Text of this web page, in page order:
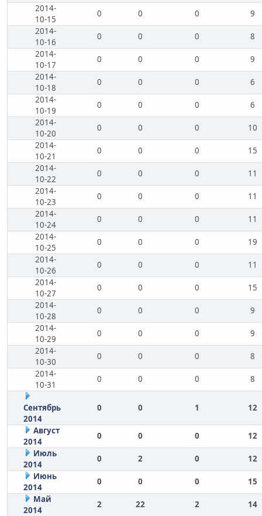
2014-
10-15
0 0 0
9
2014-
10-16
0 0 0
8
2014-
10-17
0 0 0
9
2014-
10-18
0 0 0
6
2014-
10-19
0 0 0
6
2014-
10-20
0 0 0
10
2014-
10-21
0 0 0
15
2014-
10-22
0 0 0
11
2014-
10-23
0 0 0
11
2014-
10-24
0 0 0
11
2014-
10-25
0 0 0
19
2014-
10-26
0 0 0
11
2014-
10-27
0 0 0
15
2014-
10-28
0 0 0
9
2014-
10-29
0 0 0
9
2014-
10-30
0 0 0
8
2014-
10-31
0 0 0 8
Сентябрь
2014
0 0 1 12
Август
2014
0 0 0
12
Июль
2014
0 2 0
12
Июнь
2014
0 0 0
15
Май
2014
2 22 2
14